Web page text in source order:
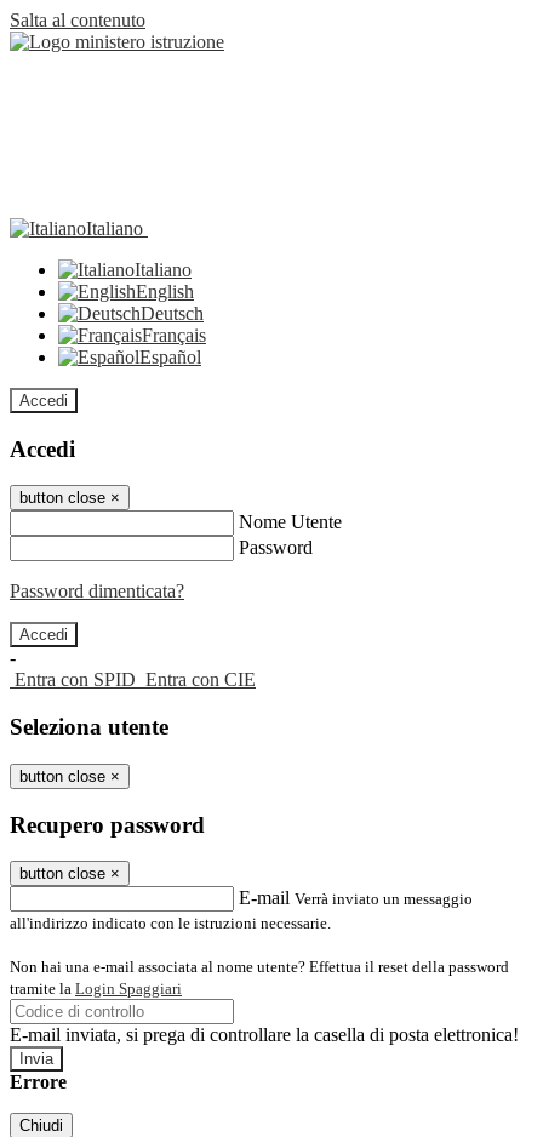
Salta al contenuto
Italiano
Italiano
English
Deutsch
Français
Español
Accedi
Accedi
button close ×
Nome Utente
Password
Password dimenticata?
-
Entra con SPID Entra con CIE
Seleziona utente
button close ×
Recupero password
button close ×
E-mail Verrà inviato un messaggio
all'indirizzo indicato con le istruzioni necessarie.
Non hai una e-mail associata al nome utente? Effettua il reset della password
tramite la Login Spaggiari
E-mail inviata, si prega di controllare la casella di posta elettronica!
Errore
Chiudi